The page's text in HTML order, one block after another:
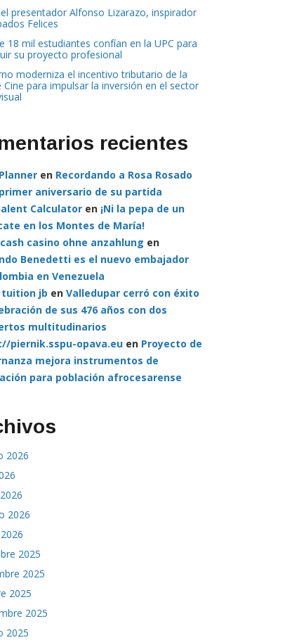
presentador Alfonso Lizarazo, inspirador
Felices
18 mil estudiantes confían en la UPC para
su proyecto profesional
moderniza el incentivo tributario de la
Cine para impulsar la inversión en el sector
recientes
en Recordando a Rosa Rosado
aniversario de su partida
Calculator en ¡Ni la pepa de un
en los Montes de María!
casino ohne anzahlung en
Benedetti es el nuevo embajador
en Venezuela
jb en Valledupar cerró con éxito
de sus 476 años con dos
multitudinarios
piernik.sspu-opava.eu en Proyecto de
mejora instrumentos de
para población afrocesarense
2026
2026
2025
2025
2025
2025
2025